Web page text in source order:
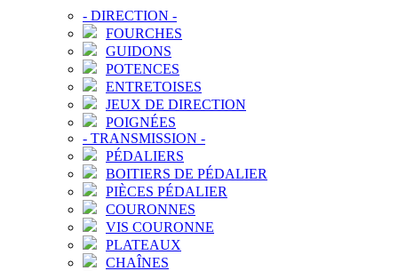
- DIRECTION -
FOURCHES
GUIDONS
POTENCES
ENTRETOISES
JEUX DE DIRECTION
POIGNÉES
- TRANSMISSION -
PÉDALIERS
BOITIERS DE PÉDALIER
PIÈCES PÉDALIER
COURONNES
VIS COURONNE
PLATEAUX
CHAÎNES